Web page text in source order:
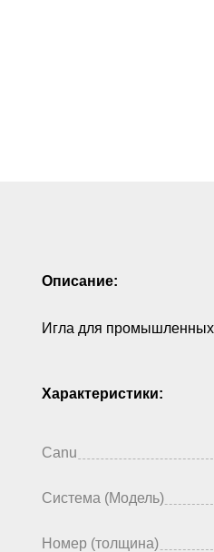
Описание:
Игла для
Характеристики:
Canu
Система (Модель)
Номер (толщина)